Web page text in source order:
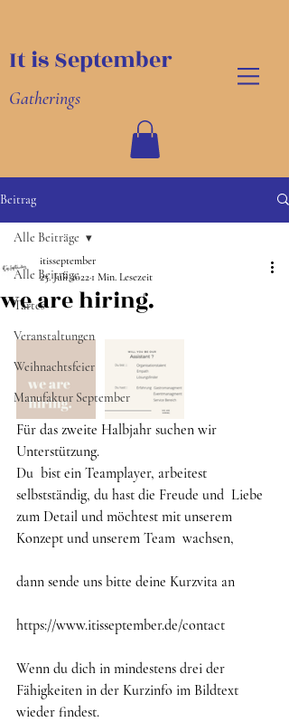
It is September
Gatherings
Beitrag
Alle Beiträge
Tartes
Veranstaltungen
Weihnachtsfeier
Manufaktur September
Alle Beiträge
we are hiring.
itisseptember
25. Juli 2022 1 Min. Lesezeit
Für das zweite Halbjahr suchen wir
Unterstützung.
Du  bist ein Teamplayer, arbeitest
selbstständig, du hast die Freude und  Liebe
zum Detail und möchtest mit unserem
Konzept und unserem Team  wachsen,
dann sende uns bitte deine Kurzvita an
https://www.itisseptember.de/contact
Wenn du dich in mindestens drei der
Fähigkeiten in der Kurzinfo im Bildtext
wieder findest.